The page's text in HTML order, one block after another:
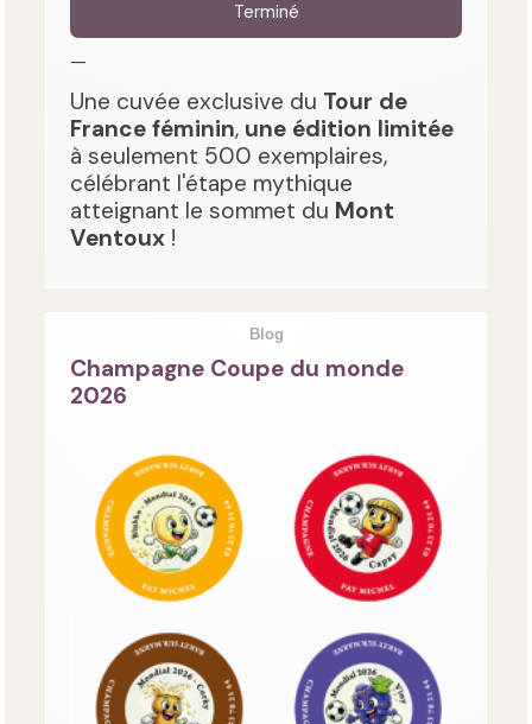
Terminé
—
Une cuvée exclusive du Tour de
France féminin, une édition limitée
à seulement 500 exemplaires,
célébrant l'étape mythique
atteignant le sommet du Mont
Ventoux !
Blog
Champagne Coupe du monde
2026